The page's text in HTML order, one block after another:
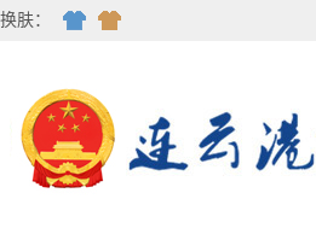
换肤：